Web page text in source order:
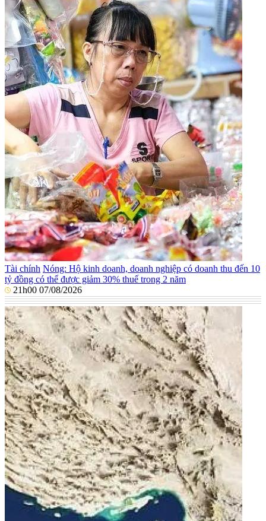
Tài chính Nóng: Hộ kinh doanh, doanh nghiệp có doanh thu đến 10
tỷ đồng có thể được giảm 30% thuế trong 2 năm
21h00 07/08/2026